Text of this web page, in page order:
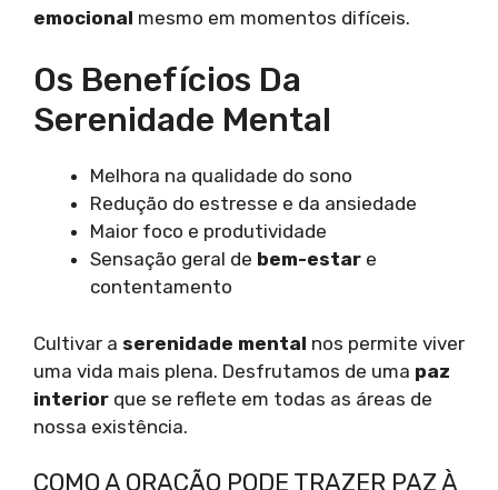
emocional mesmo em momentos difíceis.
Os Benefícios Da
Serenidade Mental
Melhora na qualidade do sono
Redução do estresse e da ansiedade
Maior foco e produtividade
Sensação geral de bem-estar e
contentamento
Cultivar a serenidade mental nos permite viver
uma vida mais plena. Desfrutamos de uma paz
interior que se reflete em todas as áreas de
nossa existência.
COMO A ORAÇÃO PODE TRAZER PAZ À